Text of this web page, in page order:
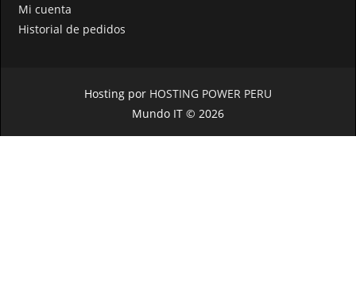
Mi cuenta
Historial de pedidos
Hosting por HOSTING POWER PERU
Mundo IT © 2026